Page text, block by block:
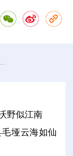
野似江南
垭云海如仙